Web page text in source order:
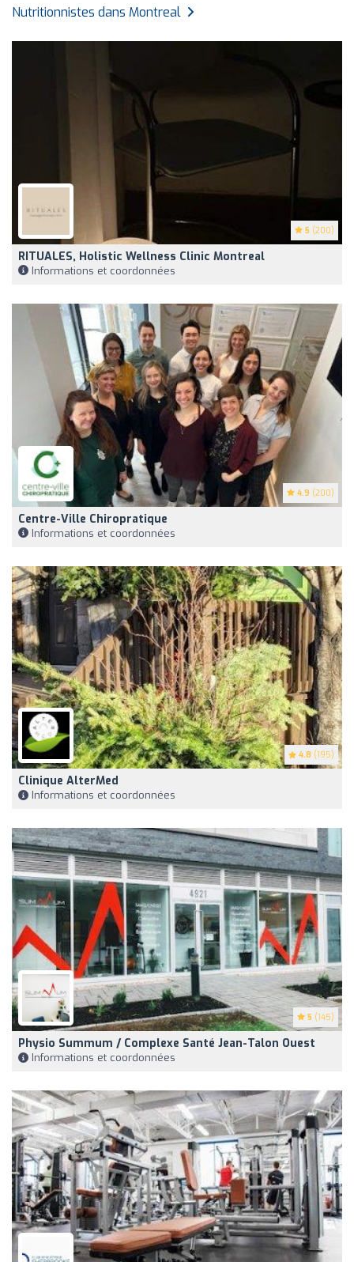
Nutritionnistes dans Montreal
5 (200)
RITUALES, Holistic Wellness Clinic Montreal
Informations et coordonnées
4.9 (200)
Centre-Ville Chiropratique
Informations et coordonnées
4.8 (195)
Clinique AlterMed
Informations et coordonnées
5 (145)
Physio Summum / Complexe Santé Jean-Talon Ouest
Informations et coordonnées